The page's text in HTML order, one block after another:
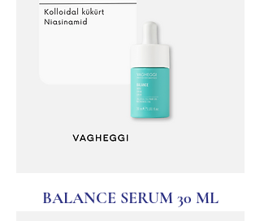
BALANCE SERUM 30 ML